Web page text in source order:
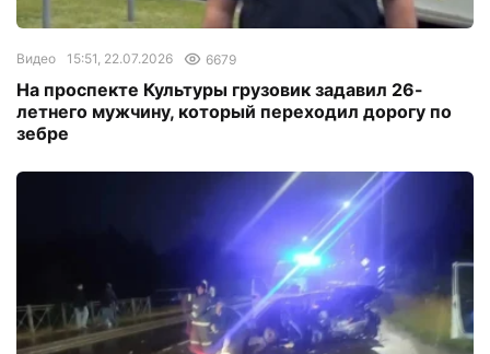
Видео 15:51, 22.07.2026 6679
На проспекте Культуры грузовик задавил 26-
летнего мужчину, который переходил дорогу по
зебре